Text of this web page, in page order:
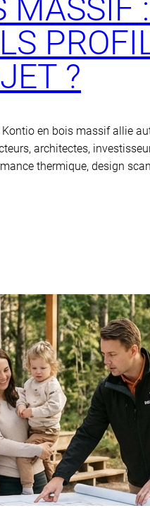
MASSIF
?
Kontio en bois massif allie
architectes,
thermique, design